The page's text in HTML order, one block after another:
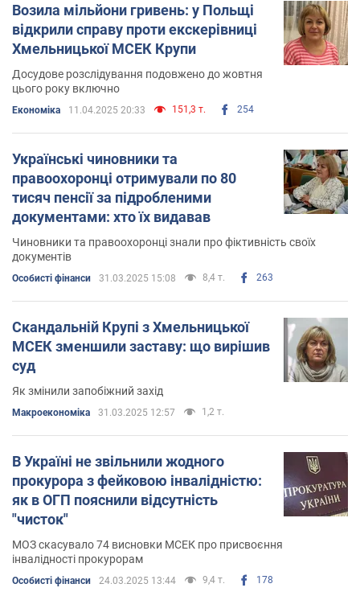
Возила мільйони гривень: у Польщі
відкрили справу проти екскерівниці
Хмельницької МСЕК Крупи
Досудове розслідування подовжено до жовтня
цього року включно
Економіка 11.04.2025 20:33 151,3 т. 254
Українські чиновники та
правоохоронці отримували по 80
тисяч пенсії за підробленими
документами: хто їх видавав
Чиновники та правоохоронці знали про фіктивність своїх
документів
Особисті фінанси 31.03.2025 15:08 8,4 т. 263
Скандальній Крупі з Хмельницької
МСЕК зменшили заставу: що вирішив
суд
Як змінили запобіжний захід
Mакроекономіка 31.03.2025 12:57 1,2 т.
В Україні не звільнили жодного
прокурора з фейковою інвалідністю:
як в ОГП пояснили відсутність
"чисток"
МОЗ скасувало 74 висновки МСЕК про присвоєння
інвалідності прокурорам
Особисті фінанси 24.03.2025 13:44 9,4 т. 178